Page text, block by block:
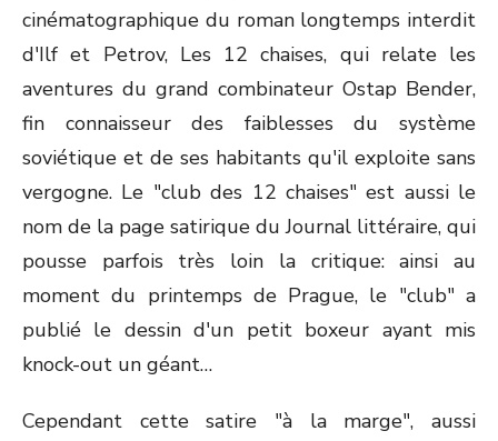
cinématographique du roman longtemps interdit
d'Ilf et Petrov, Les 12 chaises, qui relate les
aventures du grand combinateur Ostap Bender,
fin connaisseur des faiblesses du système
soviétique et de ses habitants qu'il exploite sans
vergogne. Le "club des 12 chaises" est aussi le
nom de la page satirique du Journal littéraire, qui
pousse parfois très loin la critique: ainsi au
moment du printemps de Prague, le "club" a
publié le dessin d'un petit boxeur ayant mis
knock-out un géant…
Cependant cette satire "à la marge", aussi